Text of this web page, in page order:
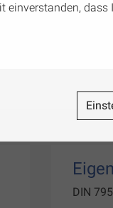
DIN
einverstanden,